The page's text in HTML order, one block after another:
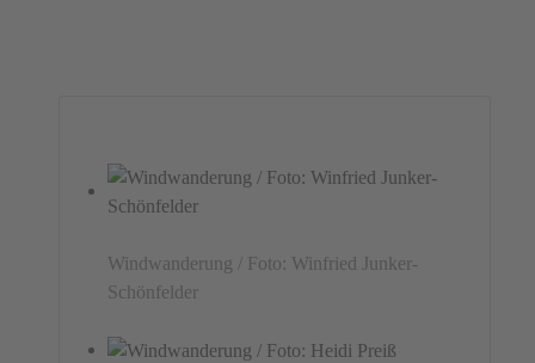
Windwanderung / Foto: Winfried Junker-
Schönfelder